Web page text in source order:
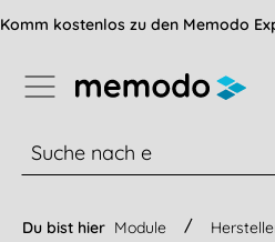
der B2B-Plattform
Komm kostenlos zu den Memodo
% Sale Module
Du bist hier Module